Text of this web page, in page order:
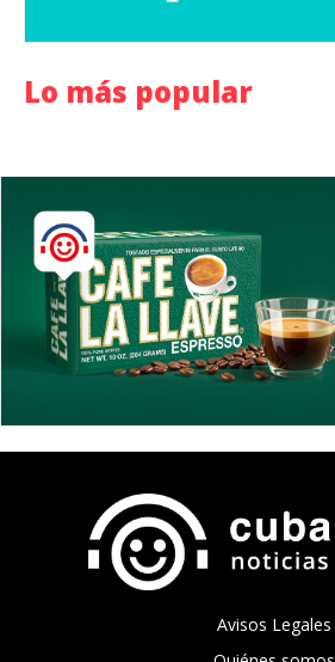
Lo más popular
Avisos Legales